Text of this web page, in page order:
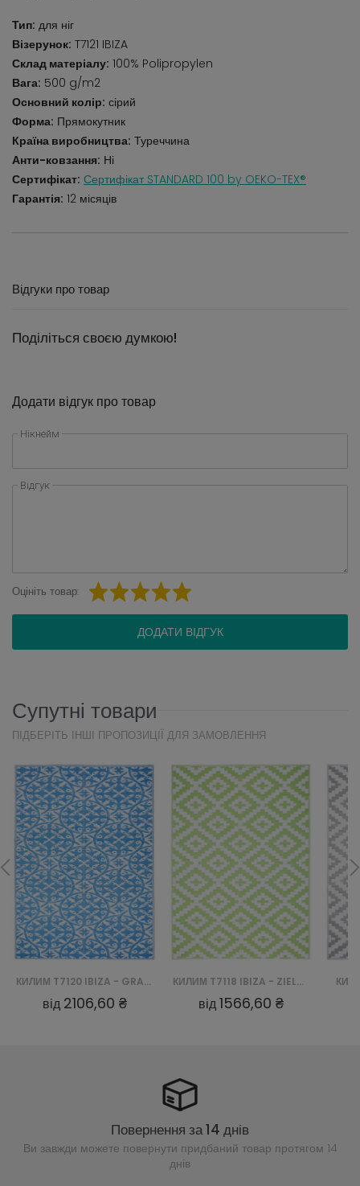
Тип: для ніг
Візерунок: T7121 IBIZA
Склад матеріалу: 100% Polipropylen
Вага: 500 g/m2
Основний колір: сірий
Форма: Прямокутник
Країна виробництва: Туреччина
Анти-ковзання: Ні
Сертифікат: Сертифікат STANDARD 100 by OEKO-TEX®
Гарантія: 12 місяців
Відгуки про товар
Поділіться своєю думкою!
Додати відгук про товар
Нікнейм
Відгук
Оцініть товар:
ДОДАТИ ВІДГУК
Супутні товари
ПІДБЕРІТЬ ІНШІ ПРОПОЗИЦІЇ ДЛЯ ЗАМОВЛЕННЯ
КИЛИМ T7120 IBIZA - GRANATOWY
від 2106,60 ₴
КИЛИМ T7118 IBIZA - ZIELONY
від1566,60 ₴
Повернення за 14 днів
Ви завжди можете повернути придбаний товар протягом 14
днів